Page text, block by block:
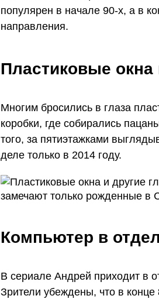
популярен в начале 90-х, а в
направления.
Пластиковые
Многим бросились в глаза
коробки, где собирались
того, за пятиэтажками
деле только в 2014 году.
Компьютер в
В сериале Андрей приходит в
Зрители убеждены, что в